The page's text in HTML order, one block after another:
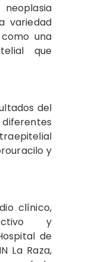
variedad
una
que
del
y
clínico,
y
de
La Raza,